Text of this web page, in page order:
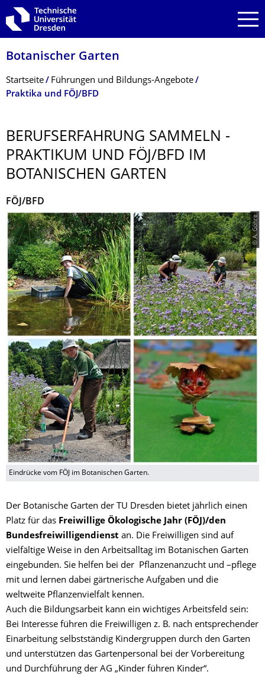
Zur Hauptnavigation springen
Zur Suche springen
Zum Inhalt springen
Botanischer Garten
Breadcrumb-Menü
Startseite
Führungen und Bildungs-Angebote
Praktika und FÖJ/BFD
BERUFSERFAHRUNG SAMMELN -
PRAKTIKUM UND FÖJ/BFD IM
BOTANISCHEN GARTEN
FÖJ/BFD
© A. Göhre
Eindrücke vom FÖJ im Botanischen Garten.
Der Botanische Garten der TU Dresden bietet jährlich einen
Platz für das Freiwillige Ökologische Jahr (FÖJ)/den
Bundesfreiwilligendienst an. Die Freiwilligen sind auf
vielfältige Weise in den Arbeitsalltag im Botanischen Garten
eingebunden. Sie helfen bei der Pflanzenanzucht und –pflege
mit und lernen dabei gärtnerische Aufgaben und die
weltweite Pflanzenvielfalt kennen.
Auch die Bildungsarbeit kann ein wichtiges Arbeitsfeld sein:
Bei Interesse führen die Freiwilligen z. B. nach entsprechender
Einarbeitung selbstständig Kindergruppen durch den Garten
und unterstützen das Gartenpersonal bei der Vorbereitung
und Durchführung der AG „Kinder führen Kinder“.